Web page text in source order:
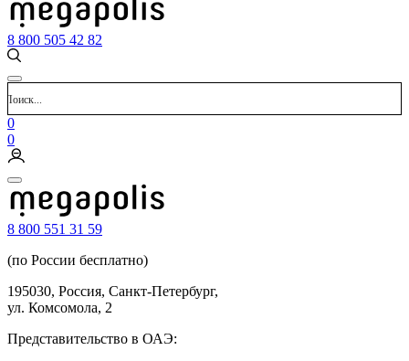
8 800 505 42 82
0
0
8 800 551 31 59
(по России бесплатно)
195030, Россия, Санкт-Петербург,
ул. Комсомола, 2
Представительство в ОАЭ: